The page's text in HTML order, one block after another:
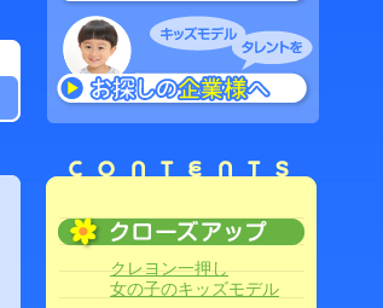
クレヨン一押し
女の子のキッズモデル